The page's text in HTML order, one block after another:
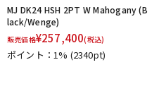
MJ DK24 HSH 2PT W Mahogany (B
lack/Wenge)
販売価格¥257,400(税込)
ポイント：1% (2340pt)